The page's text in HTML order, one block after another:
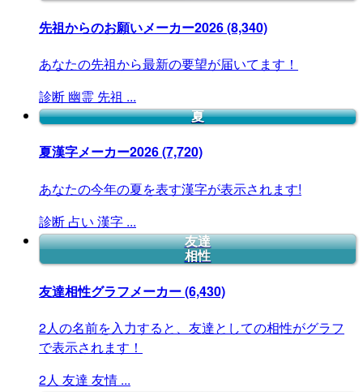
先祖からのお願いメーカー2026(8,340)
あなたの先祖から最新の要望が届いてます！
診断 幽霊 先祖 ...
夏
夏漢字メーカー2026(7,720)
あなたの今年の夏を表す漢字が表示されます!
診断 占い 漢字 ...
友達
相性
友達相性グラフメーカー(6,430)
2人の名前を入力すると、友達としての相性がグラフ
で表示されます！
2人 友達 友情 ...